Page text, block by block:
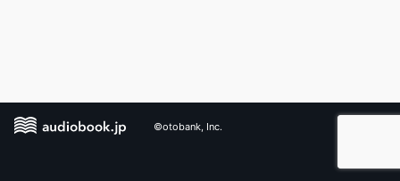
©otobank, Inc.